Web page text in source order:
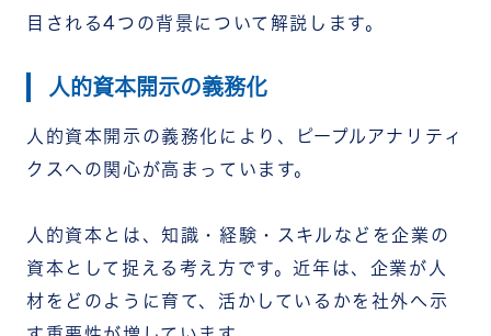
目される4つの背景について解説します。
人的資本開示の義務化
人的資本開示の義務化により、ピープルアナリティ
クスへの関心が高まっています。
人的資本とは、知識・経験・スキルなどを企業の
資本として捉える考え方です。近年は、企業が人
材をどのように育て、活かしているかを社外へ示